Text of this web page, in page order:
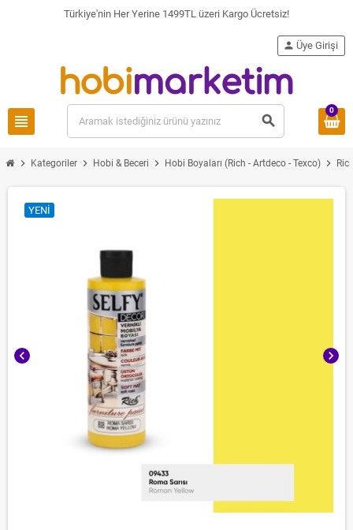
Türkiye'nin Her Yerine 1499TL üzeri Kargo Ücretsiz!
view_headline search
person Üye Girişi
0
chevron_right Kategoriler chevron_right Hobi & Beceri chevron_right Hobi Boyaları (Rich - Artdeco - Texco) chevron_right
chevron_left chevron_right
YENI